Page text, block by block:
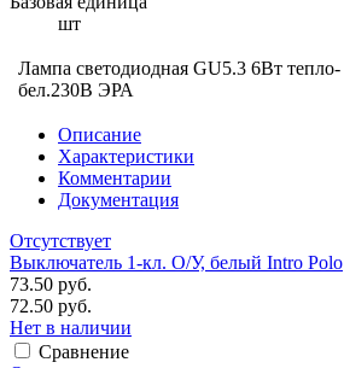
шт
Лампа светодиодная GU5.3 6Вт тепло-
бел.230В ЭРА
Описание
Характеристики
Комментарии
Документация
Отсутствует
Выключатель 1-кл. O/У, белый Intro Polo
73.50 руб.
72.50 руб.
Нет в наличии
Сравнение